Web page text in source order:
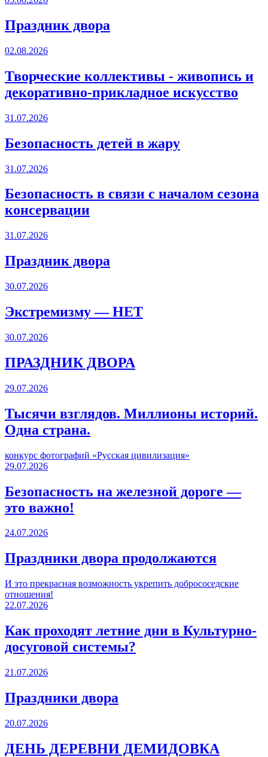
Праздник двора
02.08.2026
Творческие коллективы - живопись и
декоративно-прикладное искусство
31.07.2026
Безопасность детей в жару
31.07.2026
Безопасность в связи с началом сезона
консервации
31.07.2026
Праздник двора
30.07.2026
Экстремизму — НЕТ
30.07.2026
ПРАЗДНИК ДВОРА️
29.07.2026
Тысячи взглядов. Миллионы историй.
Одна страна.
конкурс фотографий «Русская цивилизация»
29.07.2026
Безопасность на железной дороге —
это важно!
24.07.2026
Праздники двора продолжаются
И это прекрасная возможность укрепить добрососедские
отношения!
22.07.2026
Как проходят летние дни в Культурно-
досуговой системы?
21.07.2026
Праздники двора
20.07.2026
ДЕНЬ ДЕРЕВНИ ДЕМИДОВКА